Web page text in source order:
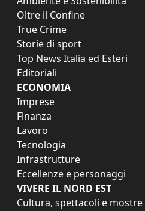
Oltre il Confine
True Crime
Storie di sport
Top News Italia ed Esteri
Editoriali
ECONOMIA
Imprese
Finanza
Lavoro
Tecnologia
Infrastrutture
Eccellenze e personaggi
VIVERE IL NORD EST
Cultura, spettacoli e mostre